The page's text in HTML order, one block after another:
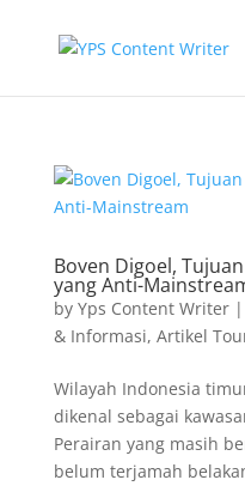
Boven Digoel,
yang Anti-
by Yps Content Writer|
& Informasi, Artikel
Wilayah Indonesia
dikenal sebagai
Perairan yang masih
belum terjamah